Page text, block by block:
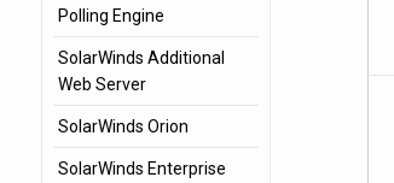
Polling Engine
SolarWinds Additional
Web Server
SolarWinds Orion
SolarWinds Enterprise